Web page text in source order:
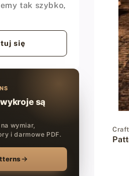
tak szybko,
się
są
wymiar,
i darmowe PDF.